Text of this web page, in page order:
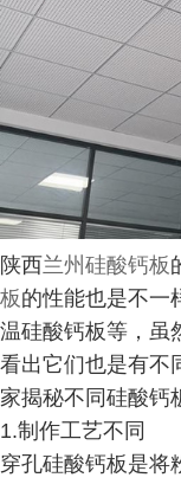
陕西兰州硅酸钙板
板的性能也是不一
温硅酸钙板等，虽
看出它们也是有不
家揭秘不同硅酸钙
1.制作工艺不同
穿孔硅酸钙板是将